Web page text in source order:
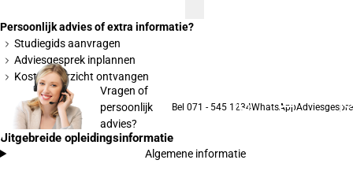
Persoonlijk advies of extra informatie?
Studiegids aanvragen
Adviesgesprek inplannen
Kostenoverzicht ontvangen
Vragen of
persoonlijk
advies?
Bel 071 - 545 1234WhatsApp
Uitgebreide opleidingsinformatie
Algemene informatie